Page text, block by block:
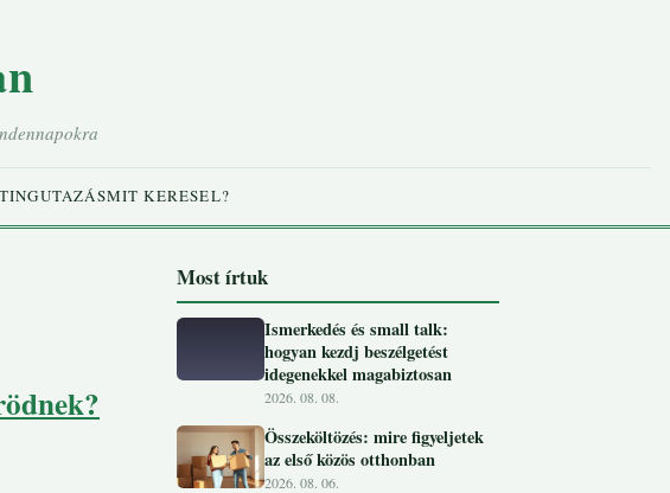
UTAZÁSMIT KERESEL?
Most írtuk
Ismerkedés és small talk:
hogyan kezdj beszélgetést
idegenekkel magabiztosan
2026. 08. 08.
Összeköltözés: mire figyeljetek
az első közös otthonban
2026. 08. 06.